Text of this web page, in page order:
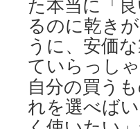
た本当に「
るのに乾き
うに、安価
ていらっし
自分の買う
れを選べば